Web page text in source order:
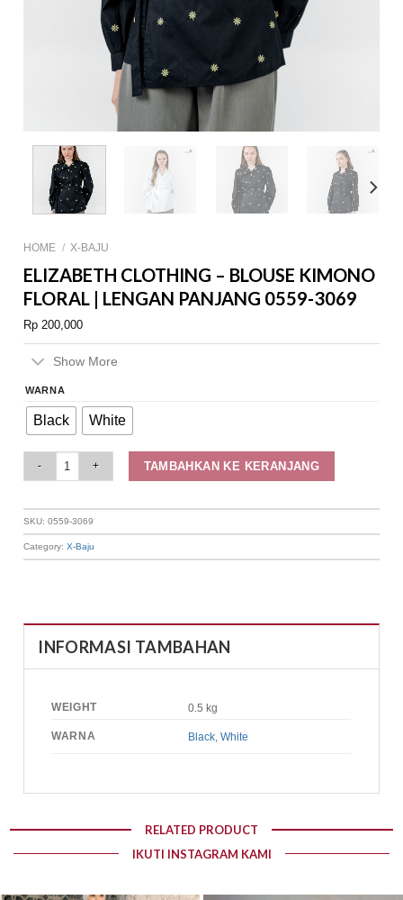
HOME / X-BAJU
ELIZABETH CLOTHING – BLOUSE KIMONO
FLORAL | LENGAN PANJANG 0559-3069
Rp 200,000
Show More
WARNA
Black White
TAMBAHKAN KE KERANJANG
SKU:0559-3069
Category:X-Baju
INFORMASI TAMBAHAN
WEIGHT 0.5 kg
WARNA Black ,White
RELATED PRODUCT
IKUTI INSTAGRAM KAMI